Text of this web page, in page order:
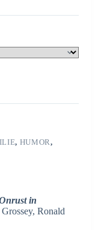
, HUMOR,
in
Ronald